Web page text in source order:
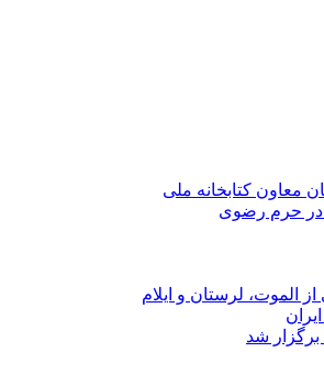
معاون کتابخانه ملی
در حرم رضوی
الموت، لرستان و ایلام
شد